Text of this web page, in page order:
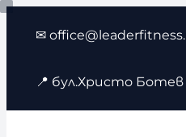
Към
съдържанието
✉
📍 бул.Христо